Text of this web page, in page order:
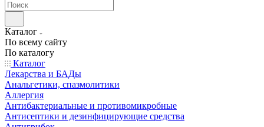
Каталог
По всему сайту
По каталогу
Каталог
Лекарства и БАДы
Анальгетики, спазмолитики
Аллергия
Антибактериальные и противомикробные
Антисептики и дезинфицирующие средства